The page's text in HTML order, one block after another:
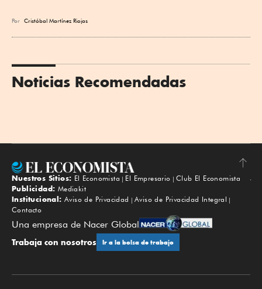
Por Cristóbal Martínez Riojas
Noticias Recomendadas
Subir
Nuestros Sitios: El Economista El Empresario
Club El Economista
Publicidad: Mediakit
Institucional: Aviso de Privacidad
Aviso de Privacidad Integral
Contacto
Una empresa de Nacer Global
Trabaja con nosotros Ir a la bolsa de trabajo